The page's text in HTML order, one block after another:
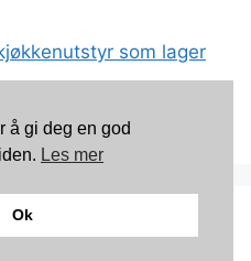
som lager
matkvalitet?
å gi deg en god
Les mer
Ok